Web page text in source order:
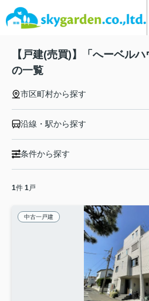
【戸建(売買)】「へーベル
の一覧
市区町村から探す
沿線・駅から探す
条件から探す
1件 1 戸
中古一戸建